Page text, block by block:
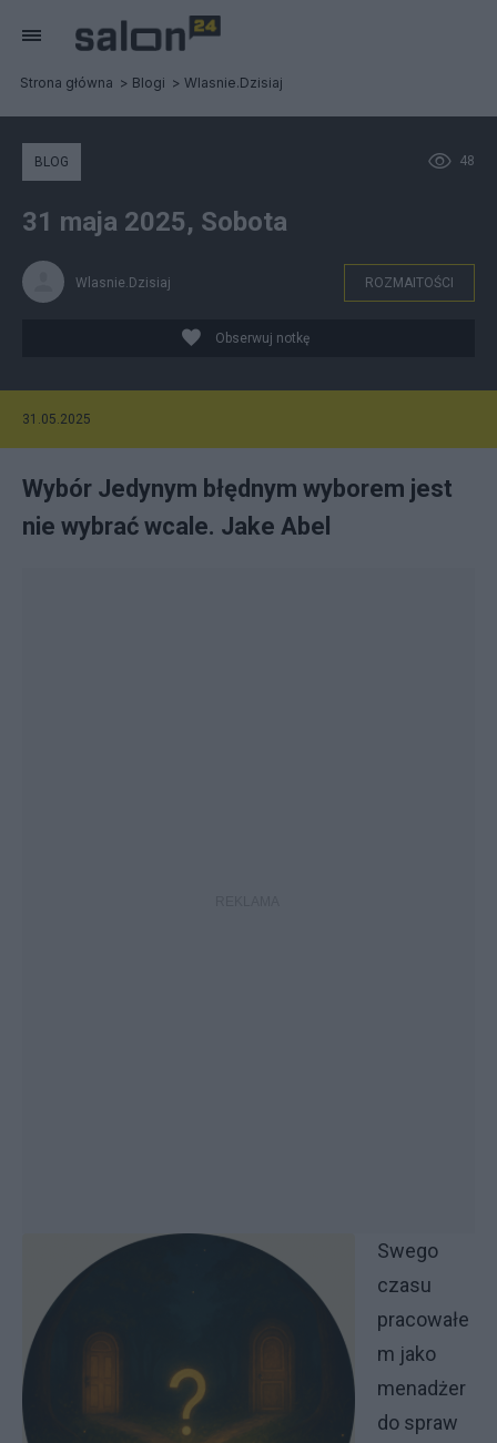
Strona główna Blogi Wlasnie.Dzisiaj
48
BLOG
31 maja 2025, Sobota
Wlasnie.Dzisiaj ROZMAITOŚCI
Obserwuj notkę
31.05.2025
Wybór Jedynym błędnym wyborem jest
nie wybrać wcale. Jake Abel
Swego
czasu
pracowałe
m jako
menadżer
do spraw